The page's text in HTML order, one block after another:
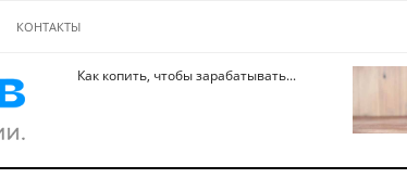
КОНТАКТЫ
Как копить, чтобы зарабатывать...